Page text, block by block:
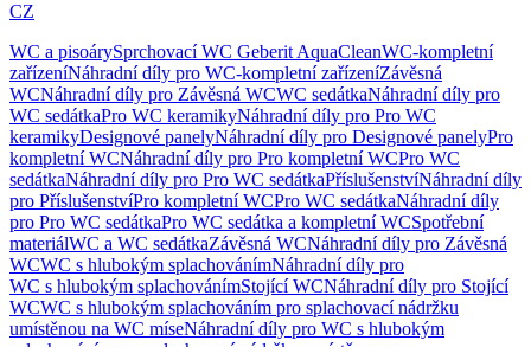
CZ
WC a pisoárySprchovací WC Geberit AquaCleanWC-kompletní
zařízeníNáhradní díly pro WC-kompletní zařízeníZávěsná
WCNáhradní díly pro Závěsná WCWC sedátkaNáhradní díly pro
WC sedátkaPro WC keramikyNáhradní díly pro Pro WC
keramikyDesignové panelyNáhradní díly pro Designové panelyPro
kompletní WCNáhradní díly pro Pro kompletní WCPro WC
sedátkaNáhradní díly pro Pro WC sedátkaPříslušenstvíNáhradní díly
pro PříslušenstvíPro kompletní WCPro WC sedátkaNáhradní díly
pro Pro WC sedátkaPro WC sedátka a kompletní WCSpotřební
materiálWC a WC sedátkaZávěsná WCNáhradní díly pro Závěsná
WCWC s hlubokým splachovánímNáhradní díly pro
WC s hlubokým splachovánímStojící WCNáhradní díly pro Stojící
WCWC s hlubokým splachováním pro splachovací nádržku
umístěnou na WC míseNáhradní díly pro WC s hlubokým